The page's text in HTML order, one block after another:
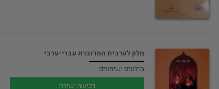
מלון לערבית המדוברת עברי-ערבי
מילונים ושיחונים
רכישה ישירה